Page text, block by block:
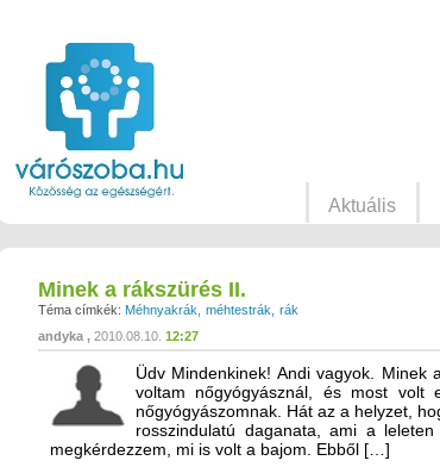
Aktuális
Minek a rákszürés II.
Téma címkék: Méhnyakrák méhtestrák
rák
andyka
2010.08.10. 12:27
Üdv Mindenkinek! Andi vagyok.
voltam nőgyógyásznál, és most volt
nőgyógyászomnak. Hát az a helyzet,
rosszindulatú daganata, ami a
megkérdezzem, mi is volt a bajom. Ebből […]